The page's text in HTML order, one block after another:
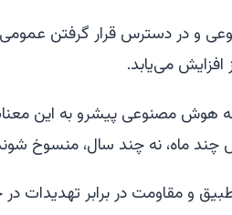
و در دسترس قرار گرفتن عمومی
افزایش می‌یابد.
هوش مصنوعی پیشرو به این
چند ماه، نه چند سال، منسوخ
و مقاومت در برابر تهدیدات در